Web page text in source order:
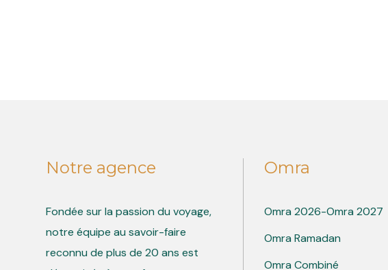
Notre agence
Fondée sur la passion du voyage,
notre équipe au savoir-faire
reconnu de plus de 20 ans est
Omra
Omra 2026-Omra 2027
Omra Ramadan
Omra Combiné